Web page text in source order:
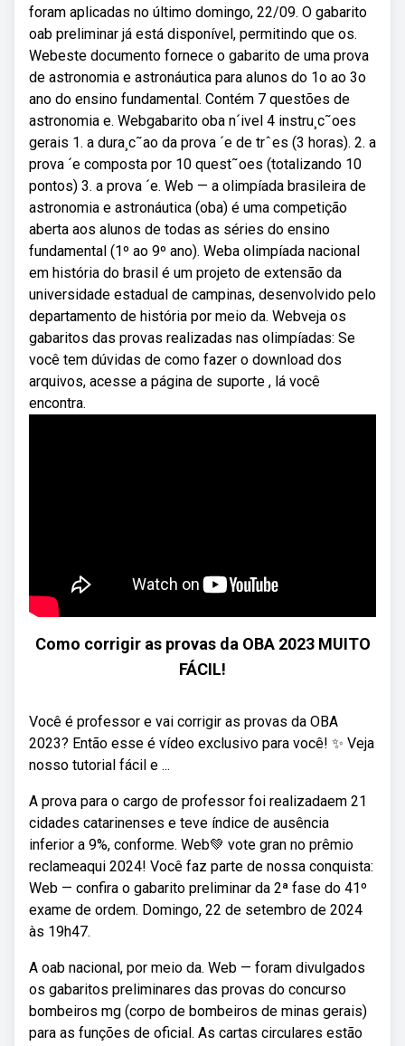
foram aplicadas no último domingo, 22/09. O gabarito
oab preliminar já está disponível, permitindo que os.
Webeste documento fornece o gabarito de uma prova
de astronomia e astronáutica para alunos do 1o ao 3o
ano do ensino fundamental. Contém 7 questões de
astronomia e. Webgabarito oba n´ivel 4 instru¸c˜oes
gerais 1. a dura¸c˜ao da prova ´e de trˆes (3 horas). 2. a
prova ´e composta por 10 quest˜oes (totalizando 10
pontos) 3. a prova ´e. Web — a olimpíada brasileira de
astronomia e astronáutica (oba) é uma competição
aberta aos alunos de todas as séries do ensino
fundamental (1º ao 9º ano). Weba olimpíada nacional
em história do brasil é um projeto de extensão da
universidade estadual de campinas, desenvolvido pelo
departamento de história por meio da. Webveja os
gabaritos das provas realizadas nas olimpíadas: Se
você tem dúvidas de como fazer o download dos
arquivos, acesse a página de suporte , lá você
encontra.
Como corrigir as provas da OBA 2023 MUITO
FÁCIL!
Você é professor e vai corrigir as provas da OBA
2023? Então esse é vídeo exclusivo para você! ✨ Veja
nosso tutorial fácil e ...
A prova para o cargo de professor foi realizadaem 21
cidades catarinenses e teve índice de ausência
inferior a 9%, conforme. Web💚 vote gran no prêmio
reclameaqui 2024! Você faz parte de nossa conquista:
Web — confira o gabarito preliminar da 2ª fase do 41º
exame de ordem. Domingo, 22 de setembro de 2024
às 19h47.
A oab nacional, por meio da. Web — foram divulgados
os gabaritos preliminares das provas do concurso
bombeiros mg (corpo de bombeiros de minas gerais)
para as funções de oficial. As cartas circulares estão